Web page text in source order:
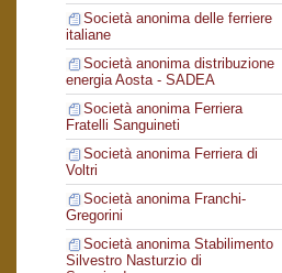
Società anonima delle ferriere
italiane
Società anonima distribuzione
energia Aosta - SADEA
Società anonima Ferriera
Fratelli Sanguineti
Società anonima Ferriera di
Voltri
Società anonima Franchi-
Gregorini
Società anonima Stabilimento
Silvestro Nasturzio di